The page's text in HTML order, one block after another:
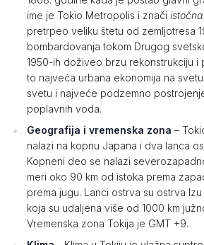
ime je Tokio Metropolis i znači
pretrpeo veliku štetu od zemljotresa
bombardovanja tokom Drugog
1950-ih doživeo brzu rekonstrukciju i
to najveća urbana ekonomija na
svetu i najveće podzemno
poplavnih voda.
Geografija i vremenska zona –
nalazi na kopnu Japana i dva lanca
Kopneni deo se nalazi
meri oko 90 km od istoka prema
prema jugu. Lanci ostrva su ostrva
koja su udaljena više od 1000 km
Vremenska zona Tokija je GMT +9.